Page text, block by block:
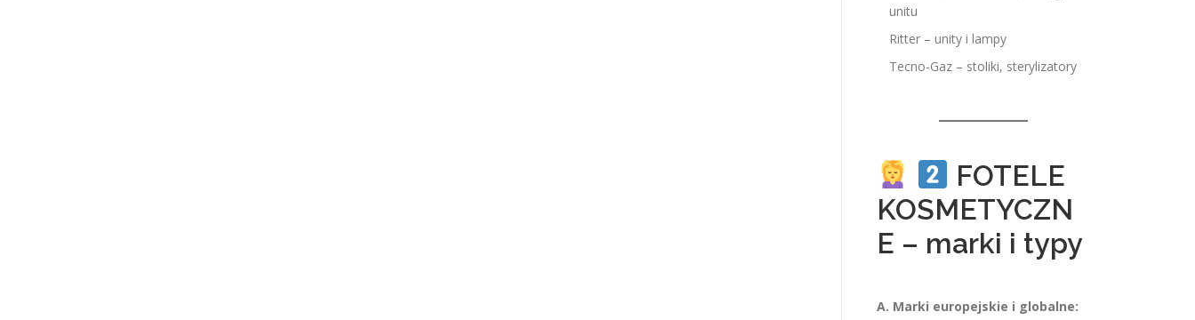
unitu
Ritter – unity i lampy
Tecno-Gaz – stoliki, sterylizatory
FOTELE
KOSMETYCZN
E – marki i typy
A. Marki europejskie i globalne: